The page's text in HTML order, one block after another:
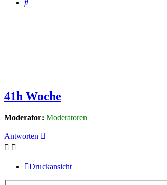
Suche
41h Woche
Moderator: Moderatoren
Antworten
Druckansicht